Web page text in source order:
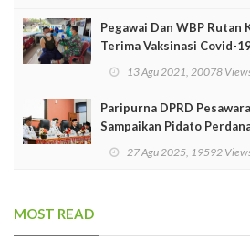
Pegawai Dan WBP Rutan
Terima Vaksinasi Covid-
13 Agu 2021, 20078
Paripurna DPRD
Sampaikan Pidato
27 Agu 2025, 19592
MOST READ